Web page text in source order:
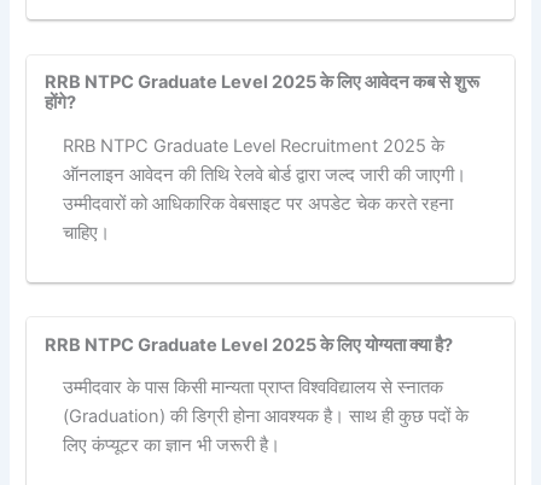
RRB NTPC Graduate Level 2025 के लिए आवेदन कब से शुरू
होंगे?
RRB NTPC Graduate Level Recruitment 2025 के
ऑनलाइन आवेदन की तिथि रेलवे बोर्ड द्वारा जल्द जारी की जाएगी।
उम्मीदवारों को आधिकारिक वेबसाइट पर अपडेट चेक करते रहना
चाहिए।
RRB NTPC Graduate Level 2025 के लिए योग्यता क्या है?
उम्मीदवार के पास किसी मान्यता प्राप्त विश्वविद्यालय से स्नातक
(Graduation) की डिग्री होना आवश्यक है। साथ ही कुछ पदों के
लिए कंप्यूटर का ज्ञान भी जरूरी है।